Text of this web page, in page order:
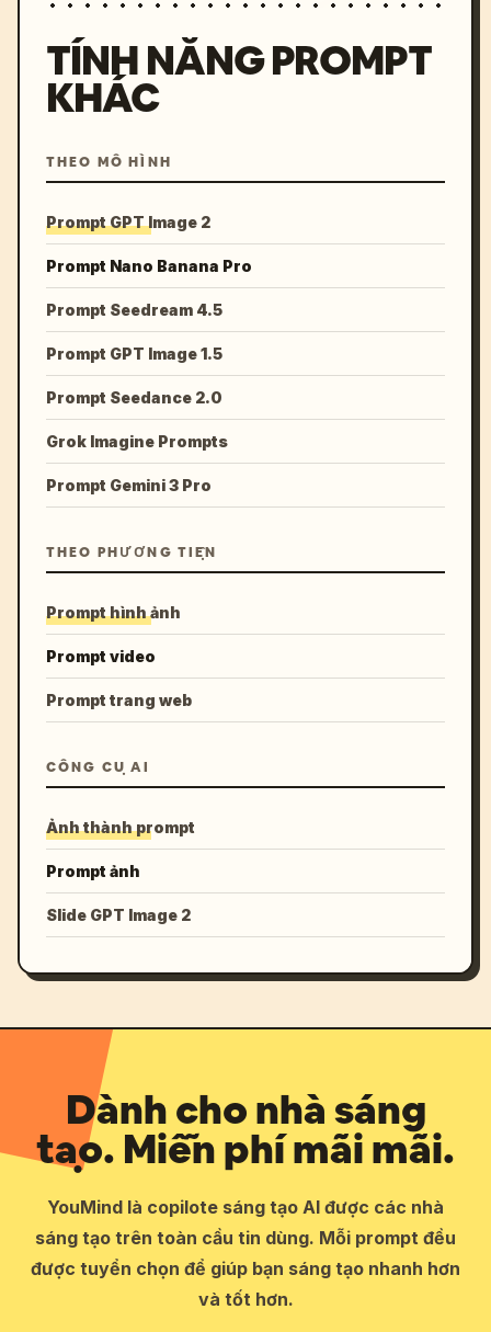
TÍNH NĂNG PROMPT
KHÁC
THEO MÔ HÌNH
Prompt GPT Image 2
Prompt Nano Banana Pro
Prompt Seedream 4.5
Prompt GPT Image 1.5
Prompt Seedance 2.0
Grok Imagine Prompts
Prompt Gemini 3 Pro
THEO PHƯƠNG TIỆN
Prompt hình ảnh
Prompt video
Prompt trang web
CÔNG CỤ AI
Ảnh thành prompt
Prompt ảnh
Slide GPT Image 2
Dành cho nhà sáng
tạo. Miễn phí mãi mãi.
YouMind là copilote sáng tạo AI được các nhà
sáng tạo trên toàn cầu tin dùng. Mỗi prompt đều
được tuyển chọn để giúp bạn sáng tạo nhanh hơn
và tốt hơn.